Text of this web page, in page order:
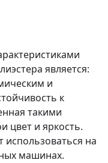
является:
и
к
такими
цвет и яркость.
использоваться на
машинах.